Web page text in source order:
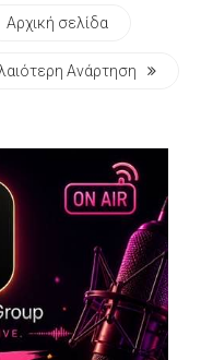
Αρχική σελίδα
Ανάρτηση